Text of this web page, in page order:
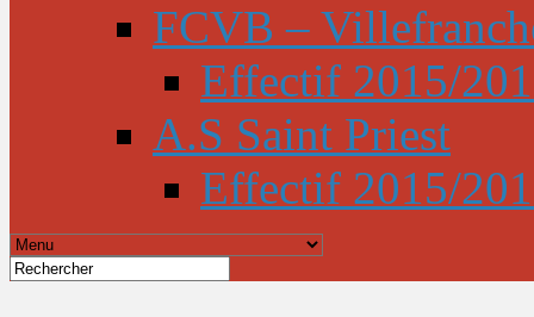
FCVB –
Effectif 2015/
A.S Saint Priest
Effectif 2015/